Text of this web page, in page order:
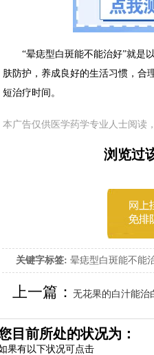
“晕痣型白斑能不能治好”就是以
肤防护，养成良好的生活习惯，合
短治疗时间。
本广告仅供医学药学专业人士阅读
浏览过
关键字标签: 晕痣型白斑能不能
上一篇：无花果的白汁能治
目前所处的状况为：
果有以下状况可点击